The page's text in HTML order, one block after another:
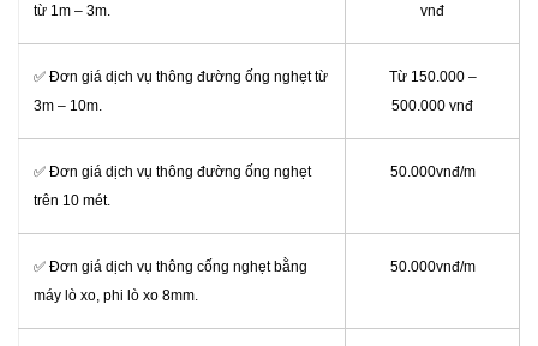
từ 1m – 3m.
vnđ
✅ Đơn giá dịch vụ thông đường ống nghẹt từ
3m – 10m.
Từ 150.000 –
500.000 vnđ
✅ Đơn giá dịch vụ thông đường ống nghẹt
trên 10 mét.
50.000vnđ/m
✅ Đơn giá dịch vụ thông cống nghẹt bằng
máy lò xo, phi lò xo 8mm.
50.000vnđ/m